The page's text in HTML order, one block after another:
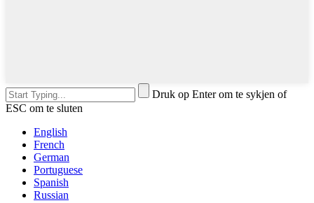
Druk op Enter om te sykjen of
ESC om te sluten
English
French
German
Portuguese
Spanish
Russian